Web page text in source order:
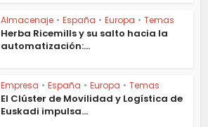
Almacenaje • España • Europa • Temas
Herba Ricemills y su salto hacia la
automatización:...
Empresa • España • Europa • Temas
El Clúster de Movilidad y Logística de
Euskadi impulsa...